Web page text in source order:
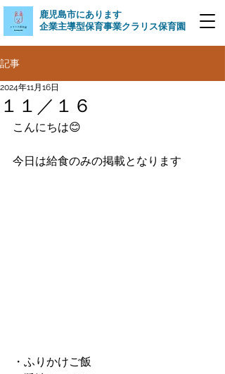
​鹿児島市にあります
企業主導型保育事業クラリス保育園
記事
１１／１６
2024年11月16日
こんにちは😊
今日は給食のみの掲載となります
・ふりかけご飯